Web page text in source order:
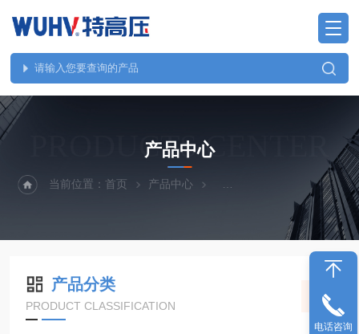
PRODUCTS CENTER
产品中心
当前位置：首页 产品中心 继电保护、二次回路测试仪
产品分类
PRODUCT CLASSIFICATION
电话咨询